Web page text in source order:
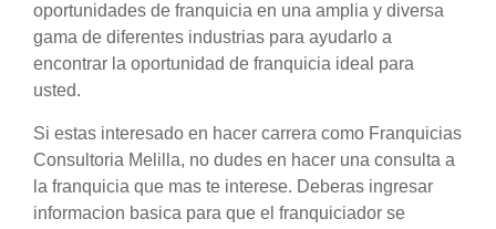
oportunidades de franquicia en una amplia y diversa
gama de diferentes industrias para ayudarlo a
encontrar la oportunidad de franquicia ideal para
usted.
Si estas interesado en hacer carrera como Franquicias
Consultoria Melilla, no dudes en hacer una consulta a
la franquicia que mas te interese. Deberas ingresar
informacion basica para que el franquiciador se